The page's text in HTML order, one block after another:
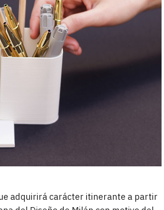
adquirirá carácter itinerante a partir